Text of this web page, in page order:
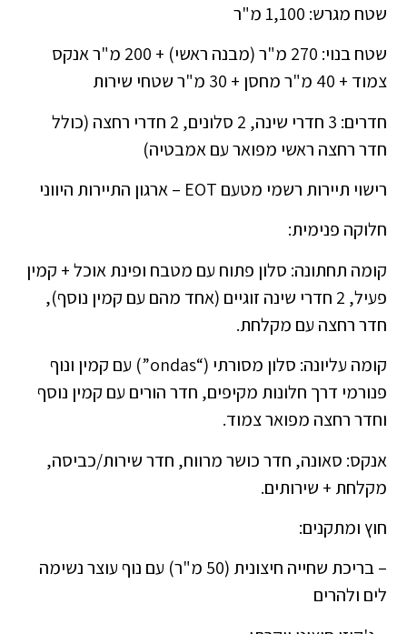
שטח מגרש: 1,100 מ"ר
שטח בנוי: 270 מ"ר (מבנה ראשי) + 200 מ"ר אנקס
צמוד + 40 מ"ר מחסן + 30 מ"ר שטחי שירות
חדרים: 3 חדרי שינה, 2 סלונים, 2 חדרי רחצה (כולל
חדר רחצה ראשי מפואר עם אמבטיה)
רישוי תיירות רשמי מטעם EOT – ארגון התיירות היווני
חלוקה פנימית:
קומה תחתונה: סלון פתוח עם מטבח ופינת אוכל + קמין
פעיל, 2 חדרי שינה זוגיים (אחד מהם עם קמין נוסף),
חדר רחצה עם מקלחת.
קומה עליונה: סלון מסורתי (“ondas”) עם קמין ונוף
פנורמי דרך חלונות מקיפים, חדר הורים עם קמין נוסף
וחדר רחצה מפואר צמוד.
אנקס: סאונה, חדר כושר מרווח, חדר שירות/כביסה,
מקלחת + שירותים.
חוץ ומתקנים:
– בריכת שחייה חיצונית (50 מ"ר) עם נוף עוצר נשימה
לים ולהרים